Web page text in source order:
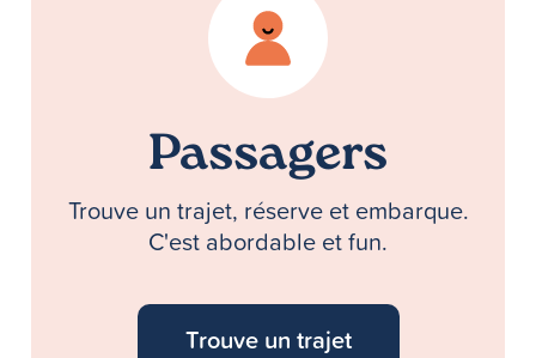
Passagers
Trouve un trajet, réserve et embarque.
C'est abordable et fun.
Trouve un trajet